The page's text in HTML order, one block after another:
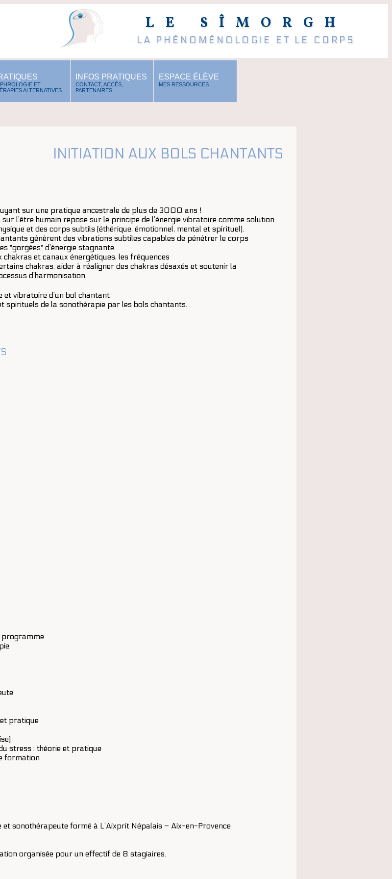
LE SÎMORGH
LA PHÉNOMÉNOLOGIE ET LE CORPS
ET
ALTERNATIVES
INFOS PRATIQUES
CONTACT, ACCÈS,
PARTENAIRES
ESPACE ÉLÈVE
MES RESSOURCES
INITIATION AUX BOLS CHANTANTS
sur une pratique ancestrale de plus de 3000 ans !
l’être humain repose sur le principe de l’énergie vibratoire comme solution
et des corps subtils (éthérique, émotionnel, mental et spirituel).
génèrent des vibrations subtiles capables de pénétrer le corps
"gorgées" d’énergie stagnante.
et canaux énergétiques, les fréquences
chakras, aider à réaligner des chakras désaxés et soutenir la
d’harmonisation.
et vibratoire d’un bol chantant
spirituels de la sonothérapie par les bols chantants.
pratique
stress : théorie et pratique
formation
sonothérapeute formé à L’Aixprit Népalais – Aix-en-Provence
organisée pour un effectif de 8 stagiaires.